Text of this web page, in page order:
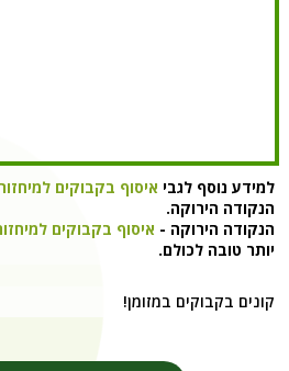
נוסף לגביאיסוף בקבוקים למיחזור
הירוקה.
הירוקה -איסוף בקבוקים למיחזור
טובה לכולם.
בקבוקים במזומן!